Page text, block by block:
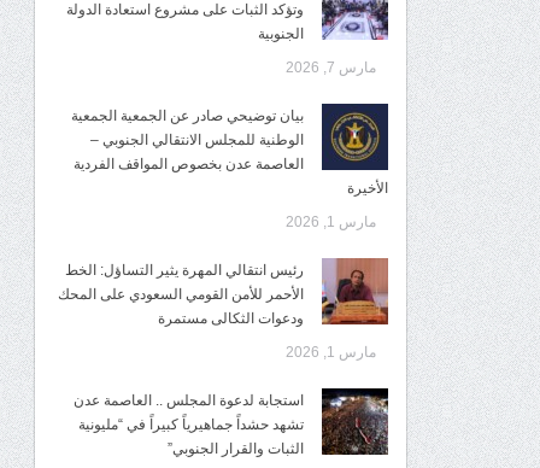
وتؤكد الثبات على مشروع استعادة الدولة
الجنوبية
مارس 7, 2026
بيان توضيحي صادر عن الجمعية الجمعية
الوطنية للمجلس الانتقالي الجنوبي –
العاصمة عدن بخصوص المواقف الفردية
الأخيرة
مارس 1, 2026
رئيس انتقالي المهرة يثير التساؤل: الخط
الأحمر للأمن القومي السعودي على المحك
ودعوات الثكالى مستمرة
مارس 1, 2026
استجابة لدعوة المجلس .. العاصمة عدن
تشهد حشداً جماهيرياً كبيراً في “مليونية
الثبات والقرار الجنوبي”